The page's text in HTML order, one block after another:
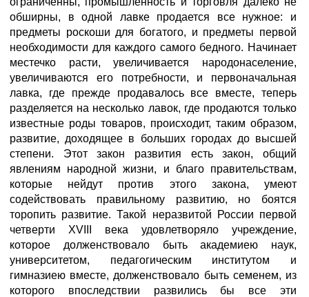
обширны, в одной лавке продается все нужное: и
предметы роскоши для богатого, и предметы первой
необходимости для каждого самого бедного. Начинает
местечко расти, увеличивается народонаселение,
увеличиваются его потребности, и первоначальная
лавка, где прежде продавалось все вместе, теперь
разделяется на несколько лавок, где продаются только
известные роды товаров, происходит, таким образом,
развитие, доходящее в больших городах до высшей
степени. Этот закон развития есть закон, общий
явлениям народной жизни, и благо правительствам,
которые нейдут против этого закона, умеют
содействовать правильному развитию, но боятся
торопить развитие. Такой неразвитой России первой
четверти XVIII века удовлетворяло учреждение,
которое долженствовало быть академиею наук,
университетом, педагогическим институтом и
гимназиею вместе, долженствовало быть семенем, из
которого впоследствии развились бы все эти